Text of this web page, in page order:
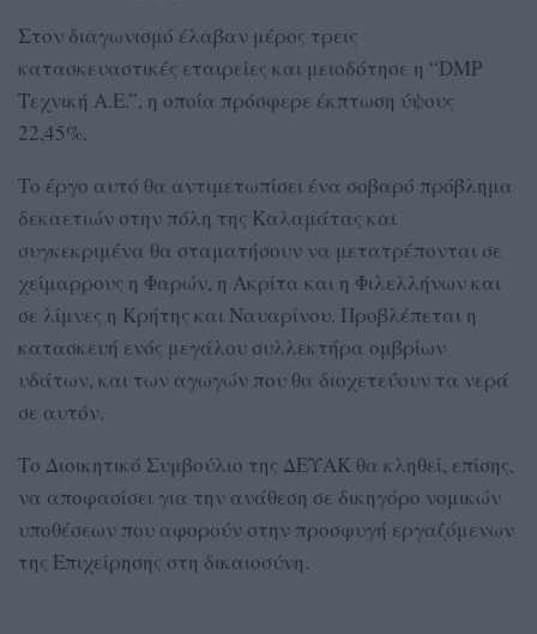
Στον διαγωνισμό έλαβαν μέρος τρεις
κατασκευαστικές εταιρείες και μειοδότησε η “DMP
Τεχνική Α.Ε.”, η οποία πρόσφερε έκπτωση ύψους
22,45%.
Το έργο αυτό θα αντιμετωπίσει ένα σοβαρό πρόβλημα
δεκαετιών στην πόλη της Καλαμάτας και
συγκεκριμένα θα σταματήσουν να μετατρέπονται σε
χείμαρρους η Φαρών, η Ακρίτα και η Φιλελλήνων και
σε λίμνες η Κρήτης και Ναυαρίνου. Προβλέπεται η
κατασκευή ενός μεγάλου συλλεκτήρα ομβρίων
υδάτων, και των αγωγών που θα διοχετεύουν τα νερά
σε αυτόν.
Το Διοικητικό Συμβούλιο της ΔΕΥΑΚ θα κληθεί, επίσης,
να αποφασίσει για την ανάθεση σε δικηγόρο νομικών
υποθέσεων που αφορούν στην προσφυγή εργαζόμενων
της Επιχείρησης στη δικαιοσύνη.